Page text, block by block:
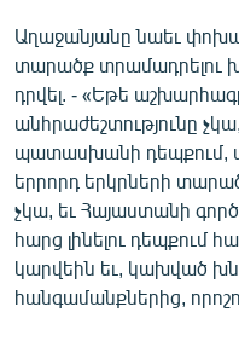
Աղաջանյանը նաեւ
տարածք տրամադրելու
դրվել. - «Եթե
անհրաժեշտությունը
պատասխանի դեպքում,
երրորդ երկրների
չկա, եւ Հայաստանի
հարց լինելու
կարվեին եւ, կախված
հանգամանքներից,